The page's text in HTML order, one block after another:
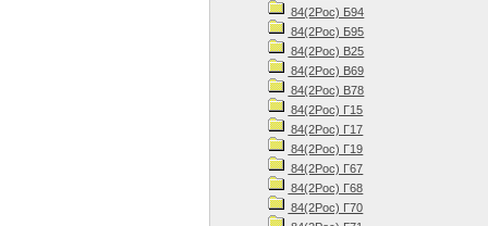
84(2Рос) Б94
84(2Рос) Б95
84(2Рос) В25
84(2Рос) В69
84(2Рос) В78
84(2Рос) Г15
84(2Рос) Г17
84(2Рос) Г19
84(2Рос) Г67
84(2Рос) Г68
84(2Рос) Г70